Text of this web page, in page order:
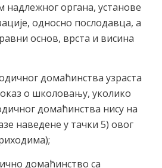
надлежног органа, установе
односно послодавца, а
основ, врста и висина
домаћинства узраста
о школовању, уколико
домаћинства нису на
наведене у тачки 5) овог
домаћинство са